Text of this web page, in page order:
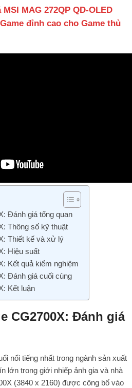
MAG 272QP QD-OLED
đỉnh cao cho Game thủ
Đánh giá tổng quan
Thông số kỹ thuật
Thiết kế và xử lý
Hiệu suất
Kết quả kiểm nghiệm
Đánh giá cuối cùng
Kết luận
CG2700X: Đánh giá
nổi tiếng nhất trong ngành sản xuất
lớn trong giới nhiếp ảnh gia và nhà
(3840 x 2160) được công bố vào